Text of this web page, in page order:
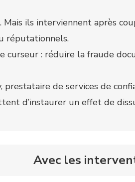
ils interviennent après
réputationnels.
: réduire la fraude
prestataire de services de
d’instaurer un effet de
Avec les